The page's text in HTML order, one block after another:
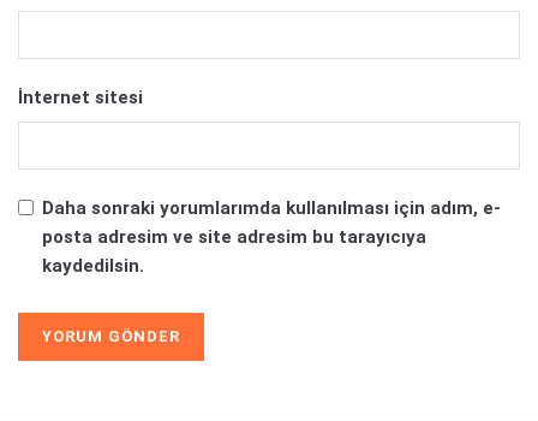
İnternet sitesi
Daha sonraki yorumlarımda kullanılması için adım, e-
posta adresim ve site adresim bu tarayıcıya
kaydedilsin.